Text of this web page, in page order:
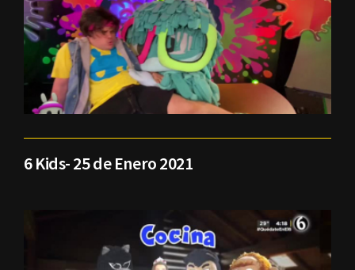
6 Kids- 25 de Enero 2021